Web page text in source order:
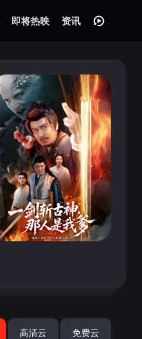
即将热映 资讯
高清云 免费云